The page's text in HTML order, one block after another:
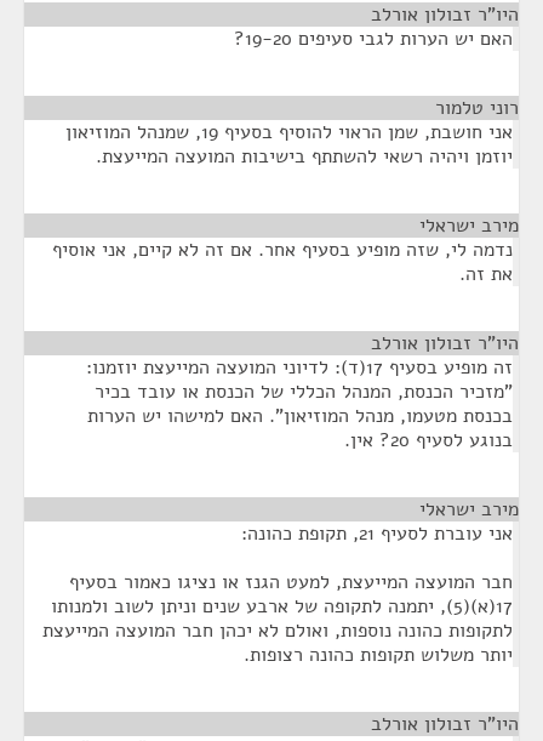
היו"ר זבולון אורלב
האם יש הערות לגבי סעיפים 19-20?
רוני טלמור
אני חושבת, שמן הראוי להוסיף בסעיף 19, שמנהל המוזיאון
יוזמן ויהיה רשאי להשתתף בישיבות המועצה המייעצת.
מירב ישראלי
נדמה לי, שזה מופיע בסעיף אחר. אם זה לא קיים, אני אוסיף
את זה.
היו"ר זבולון אורלב
זה מופיע בסעיף 17(ד): לדיוני המועצה המייעצת יוזמנו:
"מזכיר הכנסת, המנהל הכללי של הכנסת או עובד בכיר
בכנסת מטעמו, מנהל המוזיאון". האם למישהו יש הערות
בנוגע לסעיף 20? אין.
מירב ישראלי
אני עוברת לסעיף 21, תקופת כהונה:
חבר המועצה המייעצת, למעט הגנז או נציגו כאמור בסעיף
17(א)(5), יתמנה לתקופה של ארבע שנים וניתן לשוב ולמנותו
לתקופות כהונה נוספות, ואולם לא יכהן חבר המועצה המייעצת
יותר משלוש תקופות כהונה רצופות.
היו"ר זבולון אורלב